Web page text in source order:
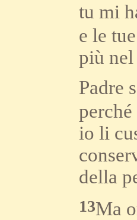
tu mi
e le
più nel
Padre
io li
della
13Ma